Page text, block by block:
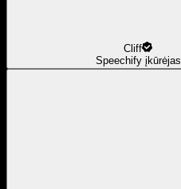
Cliff
Speechify įkūrėjas